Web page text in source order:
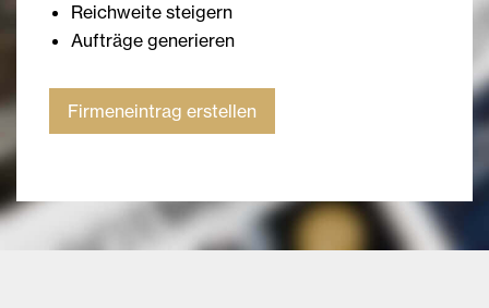
Reichweite steigern
Aufträge generieren
Firmeneintrag erstellen